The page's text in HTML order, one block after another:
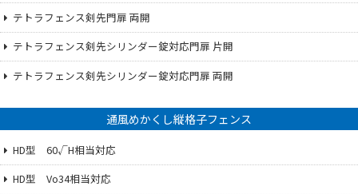
テトラフェンス剣先門扉 両開
テトラフェンス剣先シリンダー錠対応門扉 片開
テトラフェンス剣先シリンダー錠対応門扉 両開
通風めかくし縦格子フェンス
HD型 60√H相当対応
HD型 Vo34相当対応